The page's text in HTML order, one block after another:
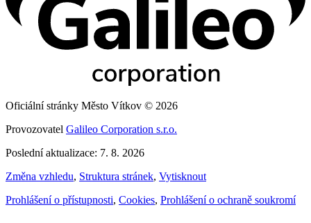
Oficiální stránky Město Vítkov © 2026
Provozovatel Galileo Corporation s.r.o.
Poslední aktualizace: 7. 8. 2026
Změna vzhledu, Struktura stránek, Vytisknout
Prohlášení o přístupnosti, Cookies, Prohlášení o ochraně soukromí